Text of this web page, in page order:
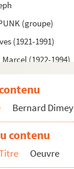
(groupe)
(1921-1991)
Marcel (1922-1994)
(1937-2015)
Musette (groupe)
(1926-2009)
(Compagnie)
Bernard Dimey
contenu
Oeuvre